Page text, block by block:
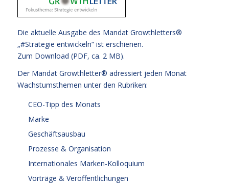
Die aktuelle Ausgabe des Mandat Growthletters®
„#Strategie entwickeln“ ist erschienen.
Zum Download (PDF, ca. 2 MB).
Der Mandat Growthletter® adressiert jeden Monat
Wachstumsthemen unter den Rubriken:
CEO-Tipp des Monats
Marke
Geschäftsausbau
Prozesse & Organisation
Internationales Marken-Kolloquium
Vorträge & Veröffentlichungen